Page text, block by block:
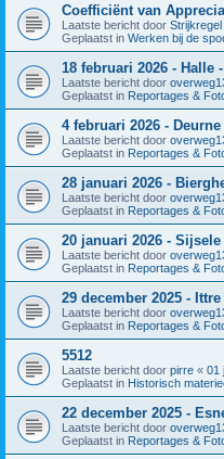
Coefficiënt van
Laatste bericht door Strijkregel
Geplaatst in Werken bij de
18 februari 2026 - Halle
Laatste bericht door
Geplaatst in Reportages &
4 februari 2026 - Deurne
Laatste bericht door
Geplaatst in Reportages &
28 januari 2026 -
Laatste bericht door
Geplaatst in Reportages &
20 januari 2026 -
Laatste bericht door
Geplaatst in Reportages &
29 december 2025 - Ittre
Laatste bericht door
Geplaatst in Reportages &
5512
Laatste bericht door pirre « 01
Geplaatst in Historisch
22 december 2025 -
Laatste bericht door
Geplaatst in Reportages &